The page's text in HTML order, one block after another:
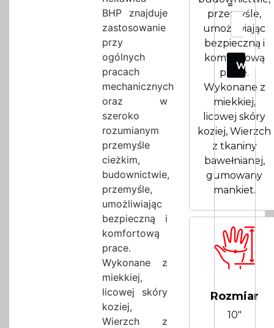
BHP znajduje
zastosowanie
przy
ogólnych
pracach
mechanicznych
oraz w
szeroko
rozumianym
przemyśle
cieżkim,
budownictwie,
przemyśle,
umożliwiając
bezpieczną i
komfortową
prace.
Wykonane z
miekkiej,
licowej skóry
koziej,
Wierzch z
przemyśle,
umożliwiając
bezpieczną i
komfortową
prace.
Wykonane z
miekkiej,
licowej skóry
koziej, Wierzch
z tkaniny
bawełnianej,
gumowany
mankiet.
Rozmiar
10"
=